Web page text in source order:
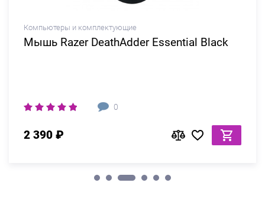
Компьютеры и комплектующие
Мышь Razer DeathAdder Essential Black
0
2 390 ₽